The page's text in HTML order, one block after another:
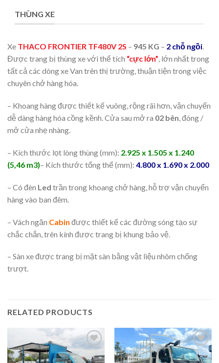
THÙNG XE
Xe THACO FRONTIER TF480V 2S – 945 KG – 2 chỗ ngồi.
Được trang bị thùng xe với thể tích “cực lớn”, lớn nhất trong
tất cả các dòng xe Van trên thị trường, thuận tiện trong việc
chuyên chở hàng hóa.
– Khoang hàng được thiết kế vuông, rộng rãi hơn, vận chuyển
dễ dàng hàng hóa cồng kềnh. Cửa sau mở ra 02 bên, đóng /
mở cửa nhẹ nhàng.
– Kích thước lọt lòng thùng (mm): 2.925 x 1.505 x 1.240
(5,46 m3)– Kích thước tổng thể (mm): 4.800 x 1.690 x 2.000
– Có đèn Led trần trong khoang chở hàng, hỗ trợ vận chuyển
hàng vào ban đêm.
– Vách ngăn Cabin được thiết kế các đường sóng tạo sự
chắc chắn, trên kính được trang bị khung bảo vệ.
– Sàn xe được trang bị mặt sàn bằng vật liệu nhôm chống
trượt.
RELATED PRODUCTS
wishlist
Add to
wishlist